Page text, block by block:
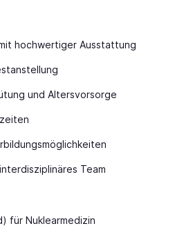
hochwertiger Ausstattung
und Altersvorsorge
Team
für Nuklearmedizin